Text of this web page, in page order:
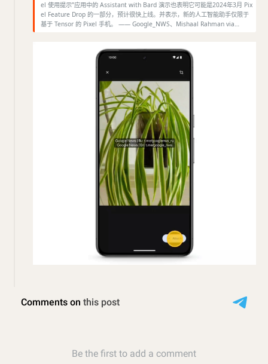
el 使用提示”应用中的 Assistant with Bard 演示也表明它可能是2024年3月 Pix
el Feature Drop 的一部分，预计很快上线。并表示，新的人工智能助手仅限于
基于 Tensor 的 Pixel 手机。 —— Google_NWS、Mishaal Rahman via…